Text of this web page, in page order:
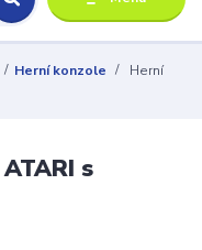
Herní konzole
Herní
s